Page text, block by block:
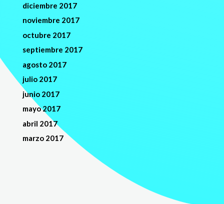
diciembre 2017
noviembre 2017
octubre 2017
septiembre 2017
agosto 2017
julio 2017
junio 2017
mayo 2017
abril 2017
marzo 2017